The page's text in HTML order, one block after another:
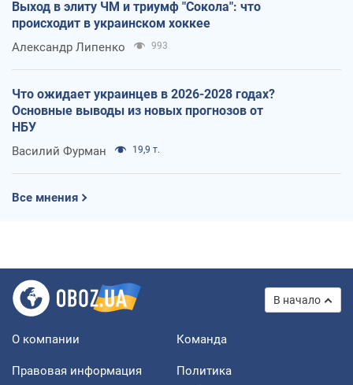
Выход в элиту ЧМ и триумф "Сокола": что
происходит в украинском хоккее
Александр Липенко 993
Что ожидает украинцев в 2026-2028 годах?
Основные выводы из новых прогнозов от
НБУ
Василий Фурман 19,9 т.
Все мнения
В начало
О компании Команда
Правовая информация
Политика